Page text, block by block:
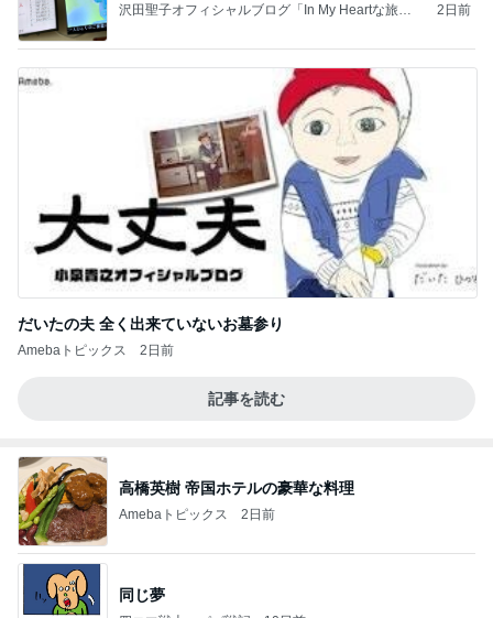
沢田聖子オフィシャルブログ「In My Heartな旅日
2日前
だいたの夫 全く出来ていないお墓参り
Amebaトピックス 2日前
記事を読む
高橋英樹 帝国ホテルの豪華な料理
Amebaトピックス 2日前
同じ夢